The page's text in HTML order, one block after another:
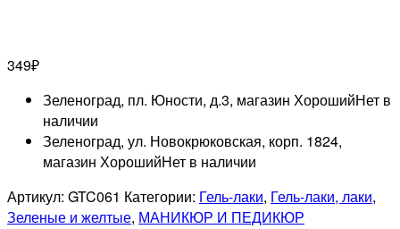
349₽
Зеленоград, пл. Юности, д.3, магазин ХорошийНет в
наличии
Зеленоград, ул. Новокрюковская, корп. 1824,
магазин ХорошийНет в наличии
Артикул: GTC061 Категории: Гель-лаки, Гель-лаки, лаки,
Зеленые и желтые, МАНИКЮР И ПЕДИКЮР